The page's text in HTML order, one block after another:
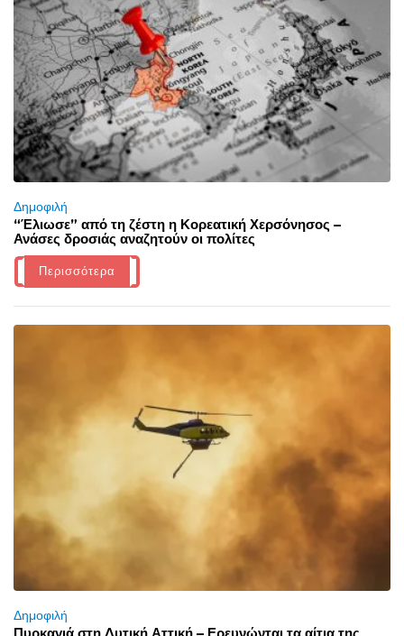
Δημοφιλή
“Έλιωσε” από τη ζέστη η Κορεατική Χερσόνησος –
Ανάσες δροσιάς αναζητούν οι πολίτες
Περισσότερα
Δημοφιλή
Πυρκαγιά στη Δυτική Αττική – Ερευνώνται τα αίτια της